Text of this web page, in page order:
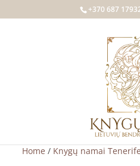
+370 687
Home / Knygų namai